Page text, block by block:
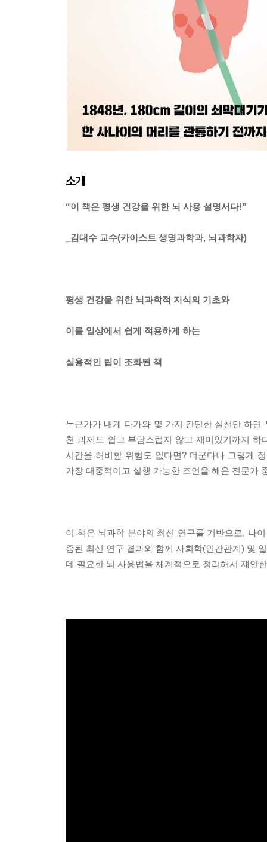
소개
“이 책은 평생 건강을 위한 뇌 사용 설명서다!”
_김대수 교수(카이스트 생명과학과, 뇌과학자)
평생 건강을 위한 뇌과학적 지식의 기초와
이를 일상에서 쉽게 적용하게 하는
실용적인 팁이 조화된 책
누군가가 내게 다가와 몇 가지 간단한 실천만 하
천 과제도 쉽고 부담스럽지 않고 재미있기까지 하
시간을 허비할 위험도 없다면? 더군다나 그렇게
가장 대중적이고 실행 가능한 조언을 해온 전문가
이 책은 뇌과학 분야의 최신 연구를 기반으로, 나
증된 최신 연구 결과와 함께 사회학(인간관계) 및
데 필요한 뇌 사용법을 체계적으로 정리해서 제안